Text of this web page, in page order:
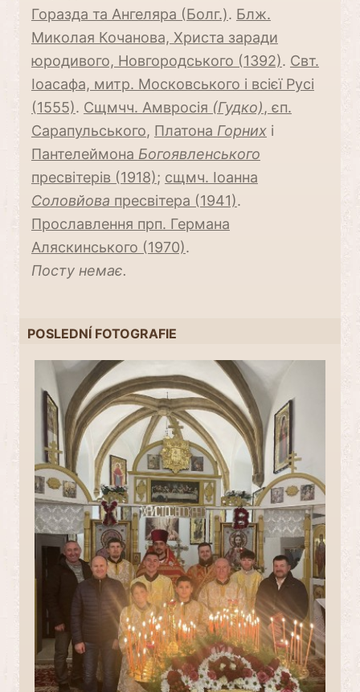
Горазда та Ангеляра (Болг.). Блж.
Миколая Кочанова, Христа заради
юродивого, Новгородського (1392). Свт.
Іоасафа, митр. Московського і всієї Русі
(1555). Сщмчч. Амвросія (Гудко), єп.
Сарапульського, Платона Горнихі
Пантелеймона Богоявленського
пресвітерів (1918); сщмч. Іоанна
Соловйова пресвітера (1941).
Прославлення прп. Германа
Аляскинського (1970).
Посту немає.
POSLEDNÍ FOTOGRAFIE